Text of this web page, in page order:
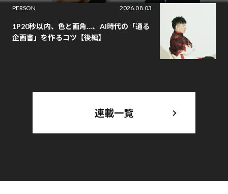
PERSON
2026.08.03
1P20秒以内、色と画角…、AI時代の「通る
企画書」を作るコツ【後編】
連載一覧